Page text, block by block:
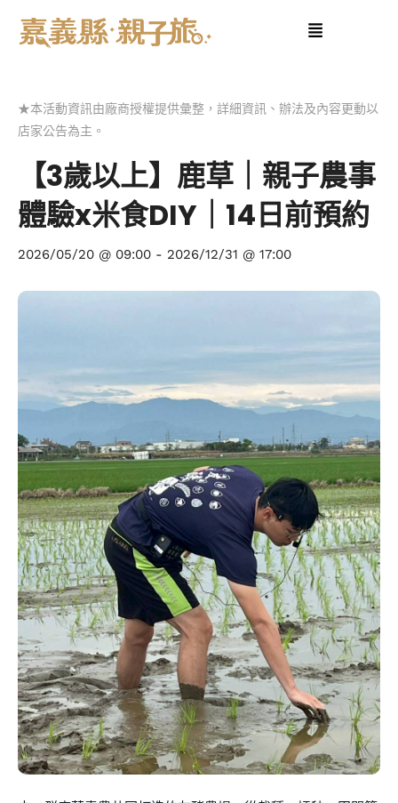
★本活動資訊由廠商授權提供彙整，詳細資訊、辦法及內容更動以
店家公告為主。
【3歲以上】鹿草｜親子農事
體驗x米食DIY｜14日前預約
2026/05/20 @ 09:00 - 2026/12/31 @ 17:00